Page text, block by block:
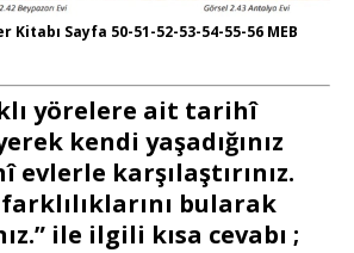
Kitabı Sayfa 50-51-52-53-54-55-56 MEB
yörelere ait tarihî
kendi yaşadığınız
karşılaştırınız.
bularak
ile ilgili kısa cevabı ;